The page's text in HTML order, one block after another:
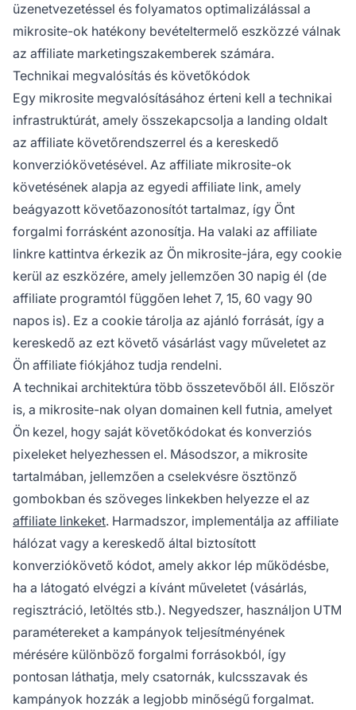
üzenetvezetéssel és folyamatos optimalizálással a
mikrosite-ok hatékony bevételtermelő eszközzé válnak
az affiliate marketingszakemberek számára.
Technikai megvalósítás és követőkódok
Egy mikrosite megvalósításához érteni kell a technikai
infrastruktúrát, amely összekapcsolja a landing oldalt
az affiliate követőrendszerrel és a kereskedő
konverziókövetésével. Az affiliate mikrosite-ok
követésének alapja az egyedi affiliate link, amely
beágyazott követőazonosítót tartalmaz, így Önt
forgalmi forrásként azonosítja. Ha valaki az affiliate
linkre kattintva érkezik az Ön mikrosite-jára, egy cookie
kerül az eszközére, amely jellemzően 30 napig él (de
affiliate programtól függően lehet 7, 15, 60 vagy 90
napos is). Ez a cookie tárolja az ajánló forrását, így a
kereskedő az ezt követő vásárlást vagy műveletet az
Ön affiliate fiókjához tudja rendelni.
A technikai architektúra több összetevőből áll. Először
is, a mikrosite-nak olyan domainen kell futnia, amelyet
Ön kezel, hogy saját követőkódokat és konverziós
pixeleket helyezhessen el. Másodszor, a mikrosite
tartalmában, jellemzően a cselekvésre ösztönző
gombokban és szöveges linkekben helyezze el az
affiliate linkeket. Harmadszor, implementálja az affiliate
hálózat vagy a kereskedő által biztosított
konverziókövető kódot, amely akkor lép működésbe,
ha a látogató elvégzi a kívánt műveletet (vásárlás,
regisztráció, letöltés stb.). Negyedszer, használjon UTM
paramétereket a kampányok teljesítményének
mérésére különböző forgalmi forrásokból, így
pontosan láthatja, mely csatornák, kulcsszavak és
kampányok hozzák a legjobb minőségű forgalmat.